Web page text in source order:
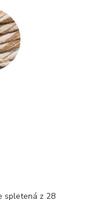
spletená z 28